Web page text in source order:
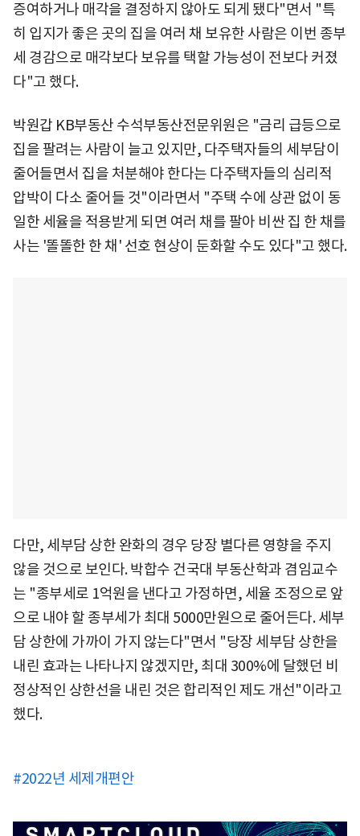
증여하거나 매각을 결정하지 않아도 되게 됐다"면서 "특
히 입지가 좋은 곳의 집을 여러 채 보유한 사람은 이번 종부
세 경감으로 매각보다 보유를 택할 가능성이 전보다 커졌
다"고 했다.
박원갑 KB부동산 수석부동산전문위원은 "금리 급등으로
집을 팔려는 사람이 늘고 있지만, 다주택자들의 세부담이
줄어들면서 집을 처분해야 한다는 다주택자들의 심리적
압박이 다소 줄어들 것"이라면서 "주택 수에 상관 없이 동
일한 세율을 적용받게 되면 여러 채를 팔아 비싼 집 한 채를
사는 '똘똘한 한 채' 선호 현상이 둔화할 수도 있다"고 했다.
다만, 세부담 상한 완화의 경우 당장 별다른 영향을 주지
않을 것으로 보인다. 박합수 건국대 부동산학과 겸임교수
는 "종부세로 1억원을 낸다고 가정하면, 세율 조정으로 앞
으로 내야 할 종부세가 최대 5000만원으로 줄어든다. 세부
담 상한에 가까이 가지 않는다"면서 "당장 세부담 상한을
내린 효과는 나타나지 않겠지만, 최대 300%에 달했던 비
정상적인 상한선을 내린 것은 합리적인 제도 개선"이라고
했다.
#2022년 세제개편안